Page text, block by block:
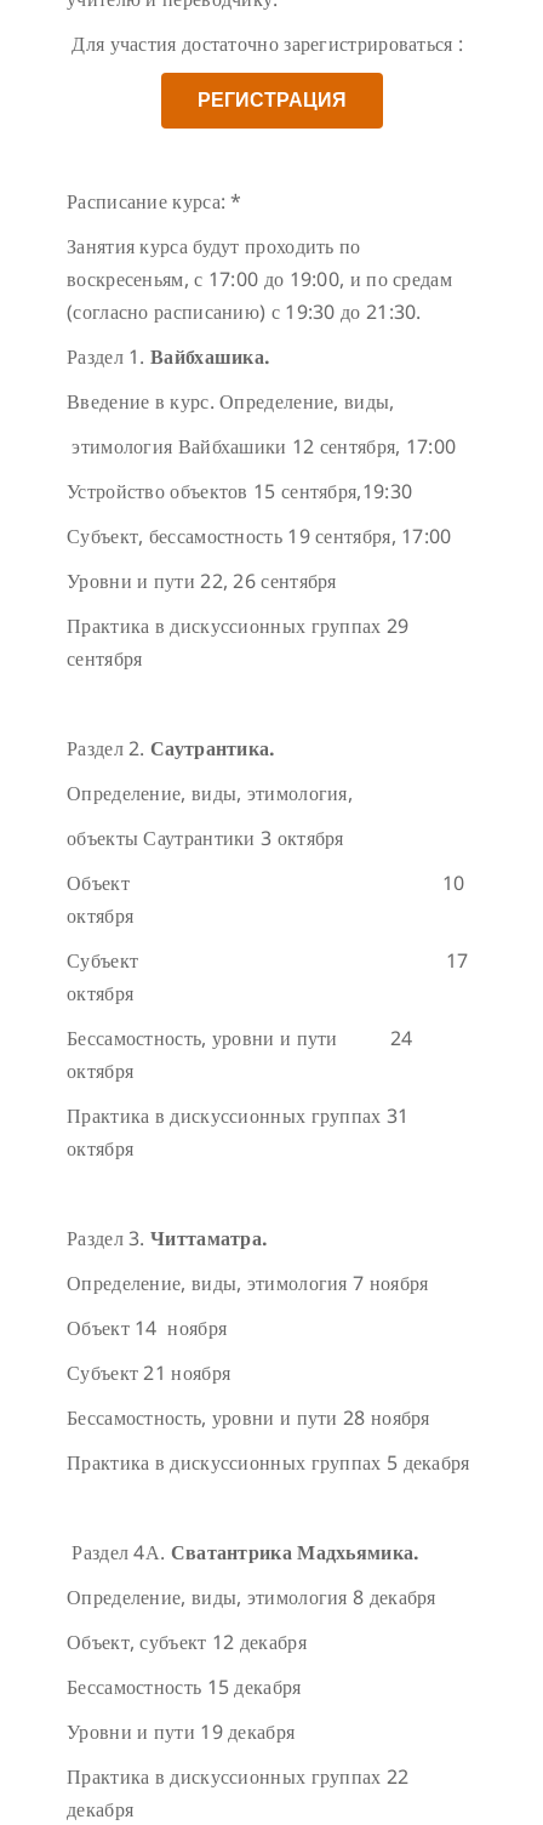
Для участия достаточно зарегистрироваться :
РЕГИСТРАЦИЯ
Расписание курса: *
Занятия курса будут проходить по
воскресеньям, с 17:00 до 19:00, и по средам
(согласно расписанию) с 19:30 до 21:30.
Раздел 1. Вайбхашика.
Введение в курс. Определение, виды,
этимология Вайбхашики 12 сентября, 17:00
Устройство объектов 15 сентября,19:30
Субъект, бессамостность 19 сентября, 17:00
Уровни и пути 22, 26 сентября
Практика в дискуссионных группах 29
сентября
Раздел 2. Саутрантика.
Определение, виды, этимология,
объекты Саутрантики3 октября
Объект
10
октября
Субъект 17
октября
Бессамостность, уровни и пути 24
октября
Практика в дискуссионных группах 31
октября
Раздел 3. Читтаматра.
Определение, виды, этимология 7 ноября
Объект 14 ноября
Субъект 21 ноября
Бессамостность, уровни и пути 28 ноября
Практика в дискуссионных группах 5 декабря
Раздел 4А. Сватантрика Мадхьямика.
Определение, виды, этимология 8 декабря
Объект, субъект 12 декабря
Бессамостность 15 декабря
Уровни и пути 19 декабря
Практика в дискуссионных группах 22
декабря